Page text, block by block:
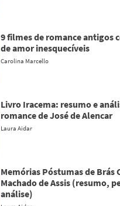
9 filmes de romance antigos
de amor inesquecíveis
Carolina Marcello
Livro Iracema: resumo e
romance de José de Alencar
Laura Aidar
Memórias Póstumas de Brás
Machado de Assis (resumo,
análise)